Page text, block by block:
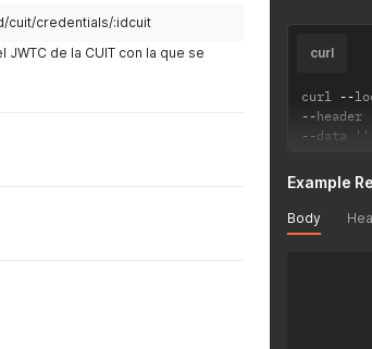
cuit/credentials/:idcuit
de la CUIT con la que se
curl
curl --
--header
--data ''
Example
Body